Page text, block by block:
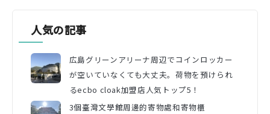
人気の記事
広島グリーンアリーナ周辺でコインロッカー
が空いていなくても大丈夫。荷物を預けられ
るecbo cloak加盟店人気トップ5！
3個臺灣文學館周邊的寄物處和寄物櫃